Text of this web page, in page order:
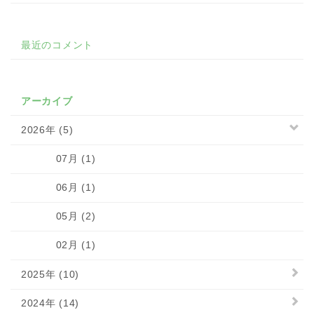
最近のコメント
アーカイブ
2026年 (5)
07月 (1)
06月 (1)
05月 (2)
02月 (1)
2025年 (10)
2024年 (14)